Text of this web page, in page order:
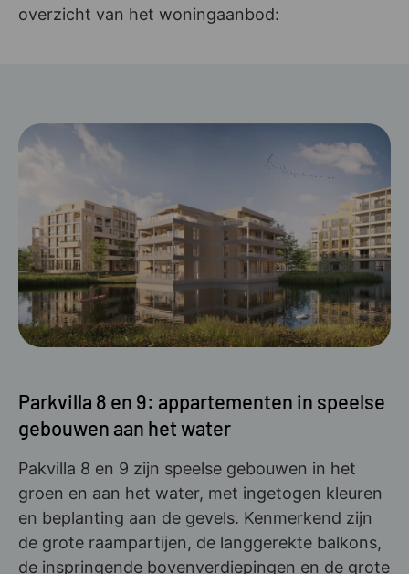
overzicht van het woningaanbod:
Parkvilla 8 en 9: appartementen in speelse
gebouwen aan het water
Pakvilla 8 en 9 zijn speelse gebouwen in het
groen en aan het water, met ingetogen kleuren
en beplanting aan de gevels. Kenmerkend zijn
de grote raampartijen, de langgerekte balkons,
de inspringende bovenverdiepingen en de grote